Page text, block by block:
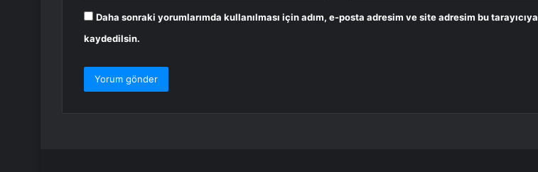
Daha sonraki yorumlarımda kullanılması için adım, e-posta adresim ve site adresim bu tarayıcıya
kaydedilsin.